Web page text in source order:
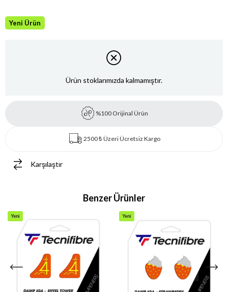
Yeni Ürün
Ürün stoklarımızda kalmamıştır.
%100 Orijinal Ürün
2500 ₺ Üzeri Ücretsiz Kargo
Karşılaştır
Benzer Ürünler
Yeni
Yeni